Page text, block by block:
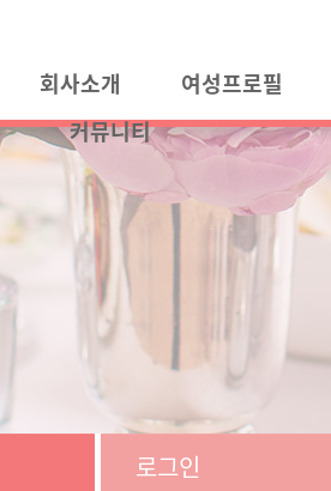
회사소개
여성프로필
커뮤니티
로그인